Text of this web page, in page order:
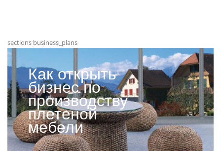
sections business_plans
Как открыть
бизнес по
производству
плетеной
мебели